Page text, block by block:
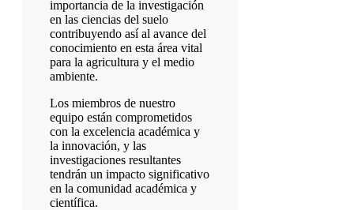
importancia de la investigación
en las ciencias del suelo
contribuyendo así al avance del
conocimiento en esta área vital
para la agricultura y el medio
ambiente.
Los miembros de nuestro
equipo están comprometidos
con la excelencia académica y
la innovación, y las
investigaciones resultantes
tendrán un impacto significativo
en la comunidad académica y
científica.